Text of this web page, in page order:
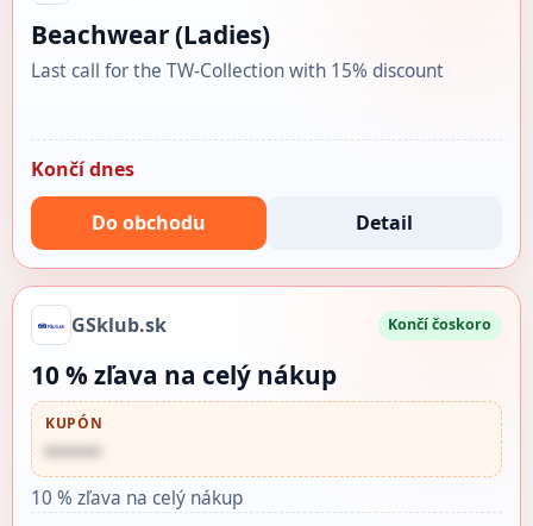
Beachwear (Ladies)
Last call for the TW-Collection with 15% discount
Končí dnes
Do obchodu Detail
GSklub.sk Končí čoskoro
10 % zľava na celý nákup
KUPÓN
••••••
10 % zľava na celý nákup